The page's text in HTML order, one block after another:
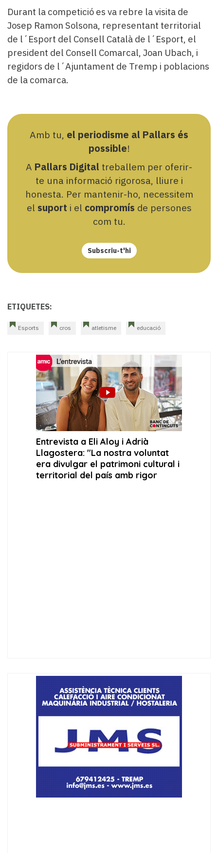
newsletter
del
Pallars
Contingut
patrocinat
Lo
més
llegit...
Durant la competició es va rebre la visita de
Josep Ramon Solsona, representant territorial
de l´Esport del Consell Català de l´Esport, el
president del Consell Comarcal, Joan Ubach, i
regidors de l´Ajuntament de Tremp i poblacions
de la comarca.
Amb tu, el periodisme al Pallars és
possible!
A Pallars Digital treballem per oferir-
te una informació rigorosa, lliure i
honesta. Per mantenir-ho, necessitem
el suport i el compromís de persones
com tu.
Subscriu-t'hi
ETIQUETES:
Esports cros atletisme educació